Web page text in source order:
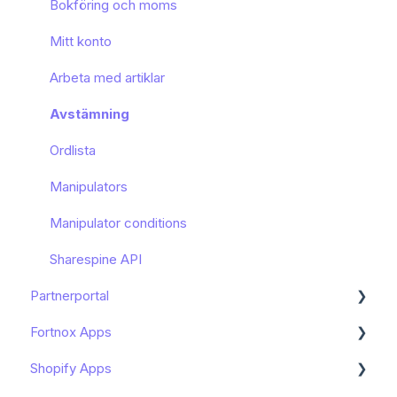
Bokföring och moms
Mitt konto
Arbeta med artiklar
Avstämning
Ordlista
Manipulators
Manipulator conditions
Sharespine API
Partnerportal
Dashboard
Onboarding av slutkund
Fortnox Apps
Kom igång - Fortnox Marketplace
Shopify Apps